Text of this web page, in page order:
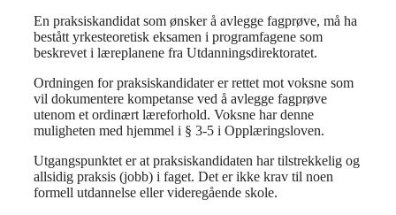
En praksiskandidat som ønsker å avlegge fagprøve, må ha
bestått yrkesteoretisk eksamen i programfagene som
beskrevet i læreplanene fra Utdanningsdirektoratet.
Ordningen for praksiskandidater er rettet mot voksne som
vil dokumentere kompetanse ved å avlegge fagprøve
utenom et ordinært læreforhold. Voksne har denne
muligheten med hjemmel i § 3-5 i Opplæringsloven.
Utgangspunktet er at praksiskandidaten har tilstrekkelig og
allsidig praksis (jobb) i faget. Det er ikke krav til noen
formell utdannelse eller videregående skole.